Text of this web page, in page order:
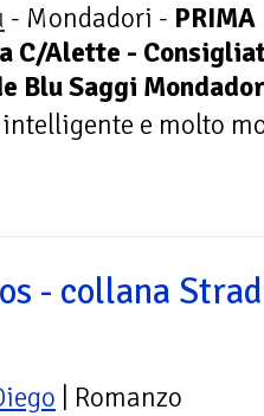
- Mondadori - PRIMA
C/Alette -
Blu Saggi
e molto
- collana
| Romanzo